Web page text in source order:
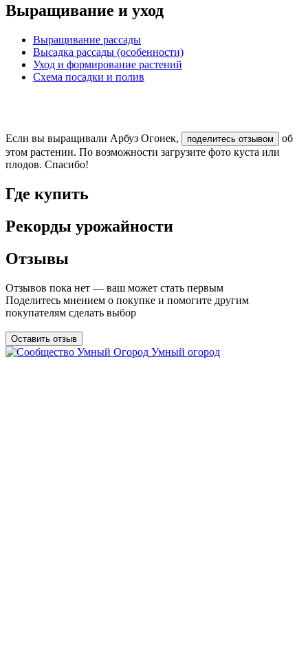
Выращивание и уход
Выращивание рассады
Высадка рассады (особенности)
Уход и формирование растений
Схема посадки и полив
Если вы выращивали Арбуз Огонек, поделитесь отзывом
об
этом растении. По возможности загрузите фото куста или
плодов. Спасибо!
Где купить
Рекорды урожайности
Отзывы
Отзывов пока нет — ваш может стать первым
Поделитесь мнением о покупке и помогите другим
покупателям сделать выбор
Оставить отзыв
Умный огород